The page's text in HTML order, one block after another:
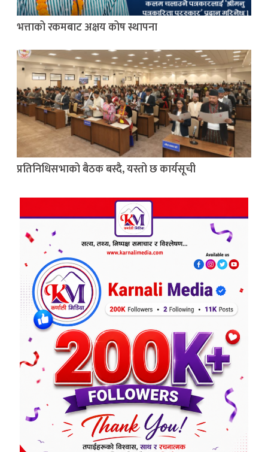
भत्ताको रकमबाट अक्षय कोष स्थापना
प्रतिनिधिसभाको बैठक बस्दै, यस्तो छ कार्यसूची